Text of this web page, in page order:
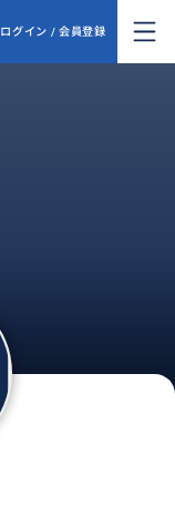
ログイン / 会員登録